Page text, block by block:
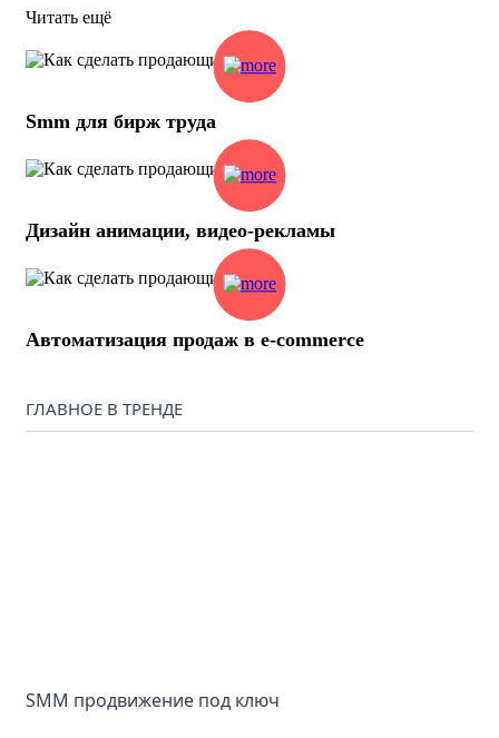
Читать ещё
Smm для бирж труда
Дизайн анимации, видео-рекламы
Автоматизация продаж в e-commerce
ГЛАВНОЕ В ТРЕНДЕ
SMM продвижение под ключ